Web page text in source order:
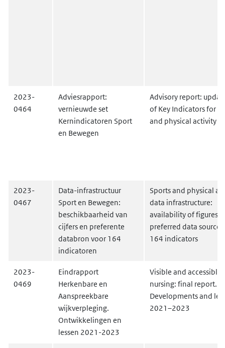
2023-
0464
Adviesrapport:
vernieuwde set
Kernindicatoren Sport
en Bewegen
Advisory report:
of Key Indicators for
and physical activity
2023-
0467
Data-infrastructuur
Sport en Bewegen:
beschikbaarheid van
cijfers en preferente
databron voor 164
indicatoren
Sports and physical
data infrastructure:
availability of figures
preferred data
164 indicators
2023-
0469
Eindrapport
Herkenbare en
Aanspreekbare
wijkverpleging.
Ontwikkelingen en
lessen 2021-2023
Visible and accessible
nursing: final report.
Developments and
2021–2023